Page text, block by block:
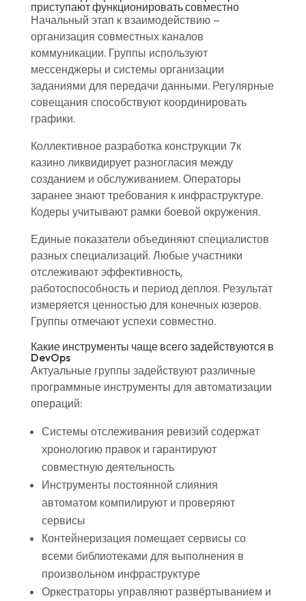
приступают функционировать совместно
Начальный этап к взаимодействию –
организация совместных каналов
коммуникации. Группы используют
мессенджеры и системы организации
заданиями для передачи данными. Регулярные
совещания способствуют координировать
графики.
Коллективное разработка конструкции 7к
казино ликвидирует разногласия между
созданием и обслуживанием. Операторы
заранее знают требования к инфраструктуре.
Кодеры учитывают рамки боевой окружения.
Единые показатели объединяют специалистов
разных специализаций. Любые участники
отслеживают эффективность,
работоспособность и период деплоя. Результат
измеряется ценностью для конечных юзеров.
Группы отмечают успехи совместно.
Какие инструменты чаще всего задействуются в
DevOps
Актуальные группы задействуют различные
программные инструменты для автоматизации
операций:
Системы отслеживания ревизий содержат
хронологию правок и гарантируют
совместную деятельность
Инструменты постоянной слияния
автоматом компилируют и проверяют
сервисы
Контейнеризация помещает сервисы со
всеми библиотеками для выполнения в
произвольном инфраструктуре
Оркестраторы управляют развёртыванием и